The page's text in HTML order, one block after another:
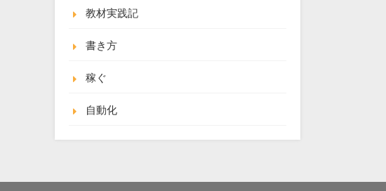
教材実践記
書き方
稼ぐ
自動化